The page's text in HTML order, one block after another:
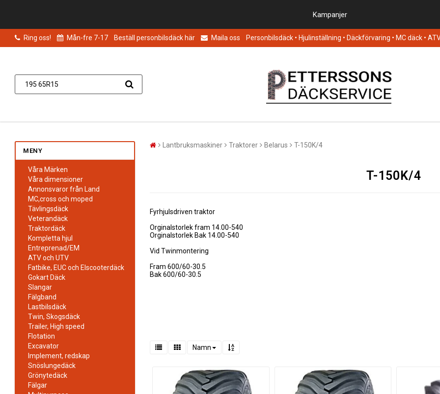
Kampanjer
Ring oss! Mån-fre 7-17 Beställ personbilsdäck här Maila oss Personbilsdäck • Hjulinställning • Däckförvaring • MC däck •
MENY
Våra Märken
Våra dimensioner
Annonsvaror från Land
MC,cross och moped
Tävlingsdäck
Veterandäck
Traktordäck
Kompletta hjul
Entreprenad/EM
ATV och UTV
Fatbike, EUC och Elscooterdäck
Gokart Däck
Slangar
Fälgband
Lastbilsdäck
Twin, Skogsdäck
Trailer, High speed
Flotation
Excavator
Implement, redskap
Snöslungedäck
Grönytedäck
Fälgar
Lantbruksmaskiner Traktorer Belarus T-150K/4
T-150K/4
Fyrhjulsdriven traktor
Orginalstorlek fram 14.00-540
Orginalstorlek Bak 14.00-540
Vid Twinmontering
Fram 600/60-30.5
Bak 600/60-30.5
Namn